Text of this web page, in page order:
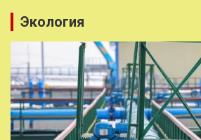
Экология